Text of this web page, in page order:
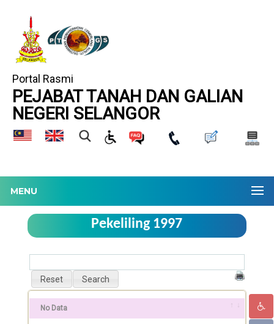
Portal Rasmi
PEJABAT TANAH DAN GALIAN
NEGERI SELANGOR
MENU
Pekeliling 1997
No Data